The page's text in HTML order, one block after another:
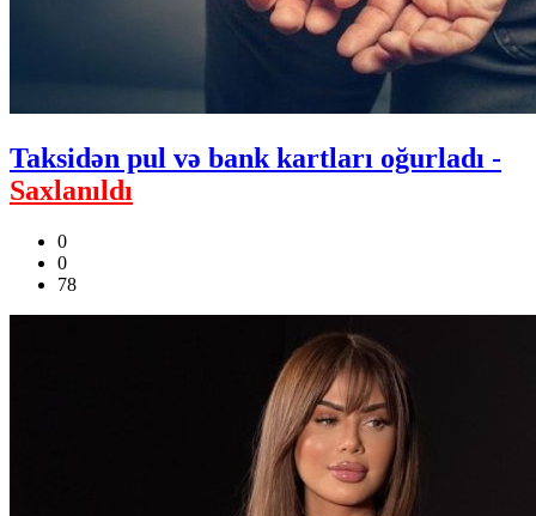
Taksidən pul və bank kartları oğurladı -
Saxlanıldı
0
0
78